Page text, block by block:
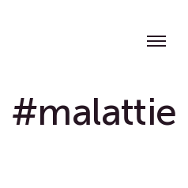
#malattie